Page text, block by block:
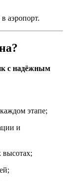
аэропорт.
с надёжным
этапе;
и
высотах;